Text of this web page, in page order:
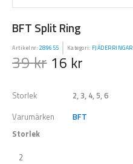
BFT Split Ring
Artikelnr: 289655 Kategori: FJÄDERRINGAR
39kr 16 kr
Storlek
2, 3, 4, 5, 6
Varumärken
BFT
Storlek
Split